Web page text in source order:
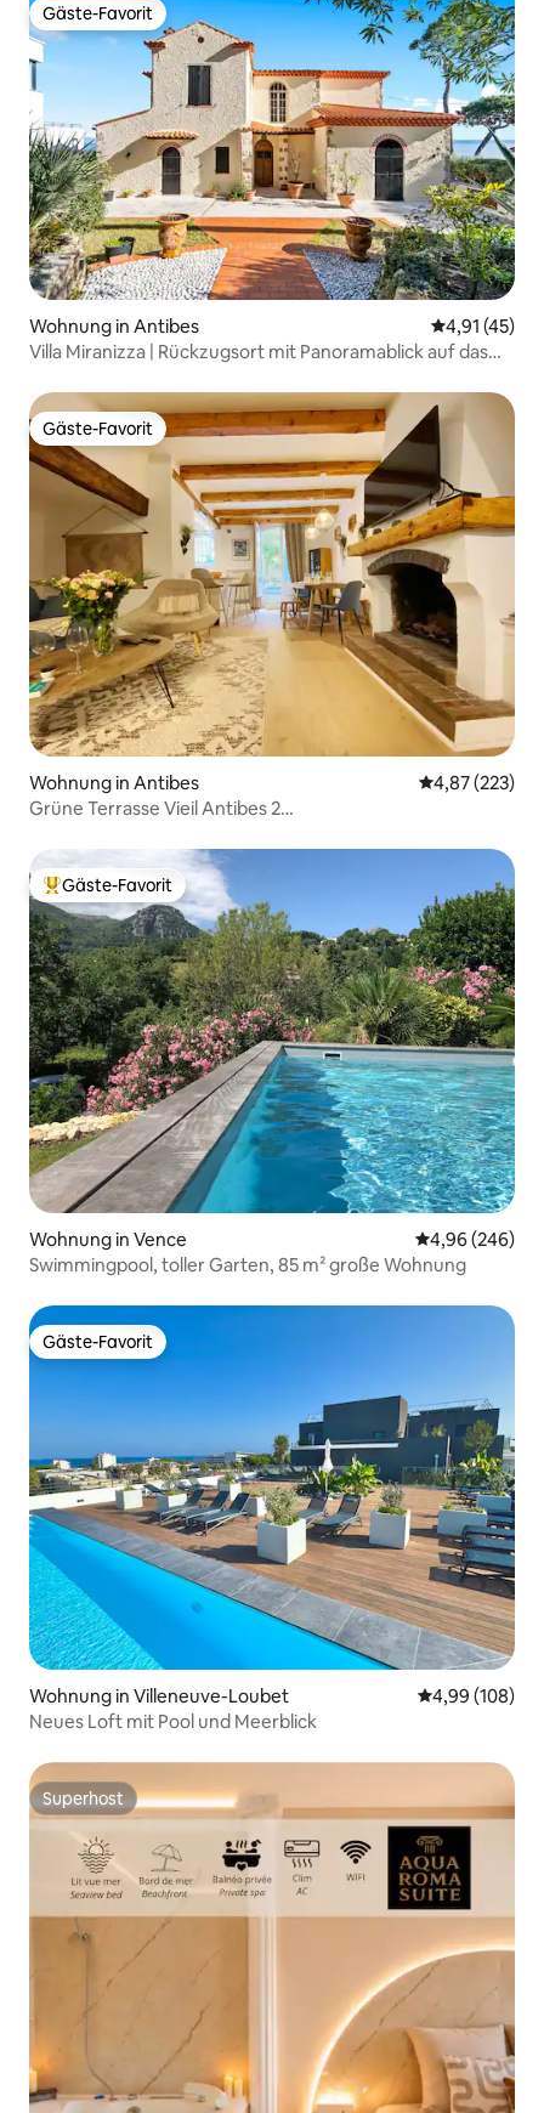
Gäste-Favorit
Gäste-Favorit
Wohnung in Antibes
4,91 (45)
Villa Miranizza | Rückzugsort mit Panoramablick auf das
Gäste-Favorit
Gäste-Favorit
Wohnung in Antibes
4,87 (223)
Grüne Terrasse Vieil Antibes 2
Beliebter Gäste-Favorit.
Gäste-Favorit
Wohnung in Vence
4,96 (246)
Swimmingpool, toller Garten, 85 m² große Wohnung
Gäste-Favorit
Gäste-Favorit
Wohnung in Villeneuve-Loubet
4,99 (108)
Neues Loft mit Pool und Meerblick
Superhost
Superhost